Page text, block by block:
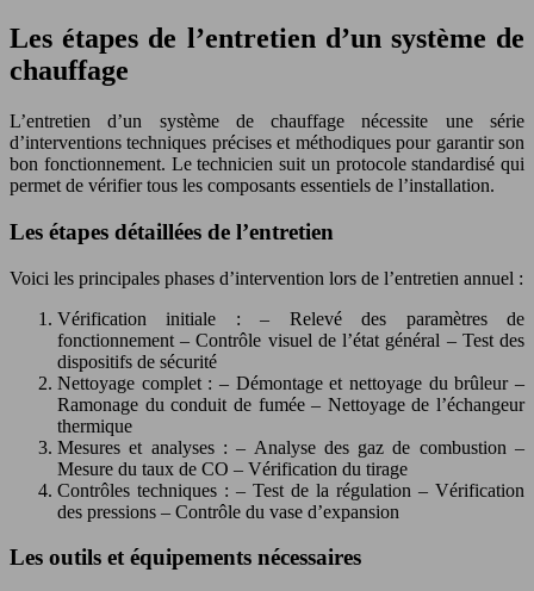
Les étapes de l’entretien d’un système de
chauffage
L’entretien d’un système de chauffage nécessite une série
d’interventions techniques précises et méthodiques pour garantir son
bon fonctionnement. Le technicien suit un protocole standardisé qui
permet de vérifier tous les composants essentiels de l’installation.
Les étapes détaillées de l’entretien
Voici les principales phases d’intervention lors de l’entretien annuel :
Vérification initiale : – Relevé des paramètres de
fonctionnement – Contrôle visuel de l’état général – Test des
dispositifs de sécurité
Nettoyage complet : – Démontage et nettoyage du brûleur –
Ramonage du conduit de fumée – Nettoyage de l’échangeur
thermique
Mesures et analyses : – Analyse des gaz de combustion –
Mesure du taux de CO – Vérification du tirage
Contrôles techniques : – Test de la régulation – Vérification
des pressions – Contrôle du vase d’expansion
Les outils et équipements nécessaires